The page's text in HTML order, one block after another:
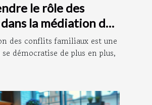
le rôle des
la médiation des
des conflits familiaux est une
démocratise de plus en plus,